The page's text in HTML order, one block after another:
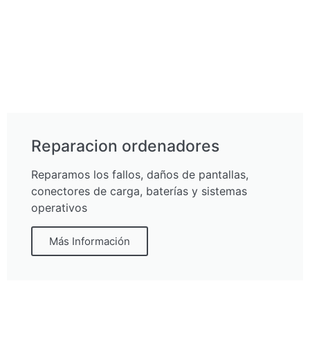
Reparacion ordenadores
Reparamos los fallos, daños de pantallas,
conectores de carga, baterías y sistemas
operativos
Más Información